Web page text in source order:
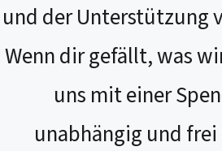
und der Unterstützung
Wenn dir gefällt, was
uns mit einer
unabhängig und